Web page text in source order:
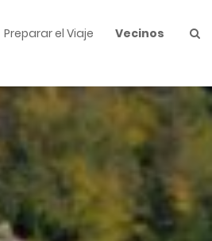
Preparar el Viaje Vecinos